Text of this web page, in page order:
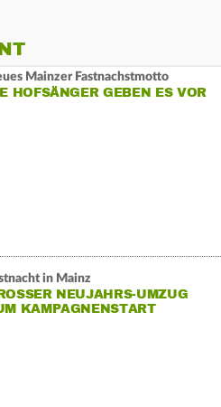
Mainzer Fastnachstmotto
HOFSÄNGER GEBEN ES VOR
in Mainz
NEUJAHRS-UMZUG Z
KAMPAGNENSTART